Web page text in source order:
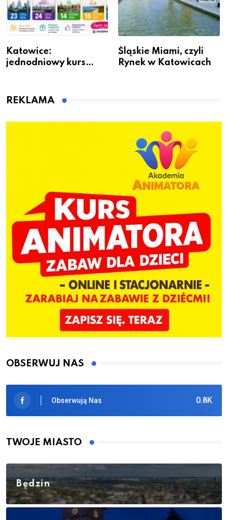
Katowice:
jednodniowy kurs
dzieci
Śląskie Miami, czyli
Rynek w Katowicach
REKLAMA
OBSERWUJ NAS
0.8K
Obserwują Nas
TWOJE MIASTO
Będzin